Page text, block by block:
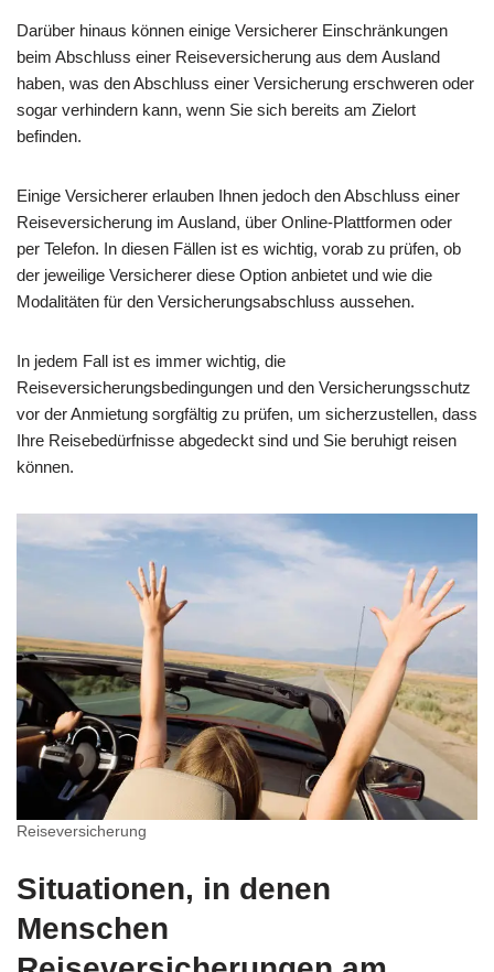
Darüber hinaus können einige Versicherer Einschränkungen
beim Abschluss einer Reiseversicherung aus dem Ausland
haben, was den Abschluss einer Versicherung erschweren oder
sogar verhindern kann, wenn Sie sich bereits am Zielort
befinden.
Einige Versicherer erlauben Ihnen jedoch den Abschluss einer
Reiseversicherung im Ausland, über Online-Plattformen oder
per Telefon. In diesen Fällen ist es wichtig, vorab zu prüfen, ob
der jeweilige Versicherer diese Option anbietet und wie die
Modalitäten für den Versicherungsabschluss aussehen.
In jedem Fall ist es immer wichtig, die
Reiseversicherungsbedingungen und den Versicherungsschutz
vor der Anmietung sorgfältig zu prüfen, um sicherzustellen, dass
Ihre Reisebedürfnisse abgedeckt sind und Sie beruhigt reisen
können.
Reiseversicherung
Situationen, in denen
Menschen